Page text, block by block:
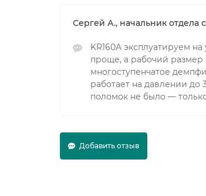
Сергей А., начальник отдела
KR160A эксплуатируем
проще, а рабочий размер
многоступенчатое
работает на давлении
поломок не было —
Добавить отзыв